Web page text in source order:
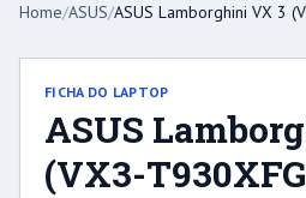
Home/ASUS/ASUS Lamborghini VX 3
FICHA DO LAPTOP
ASUS
(VX3-